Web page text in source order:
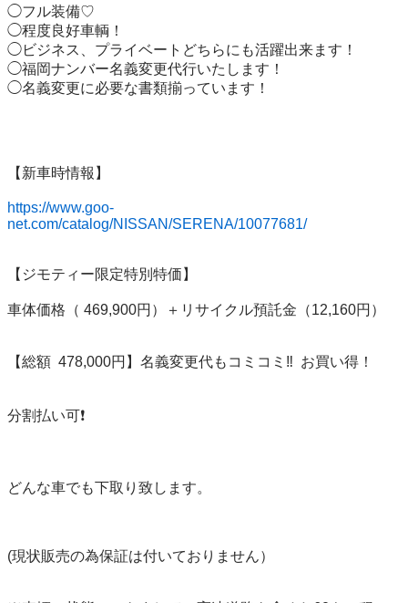
◯フル装備♡
◯程度良好車輌！
◯ビジネス、プライベートどちらにも活躍出来ます！
◯福岡ナンバー名義変更代行いたします！
◯名義変更に必要な書類揃っています！
【新車時情報】
https://www.goo-
net.com/catalog/NISSAN/SERENA/10077681/
【ジモティー限定特別特価】
車体価格（ 469,900円）＋リサイクル預託金（12,160円）
【総額  478,000円】名義変更代もコミコミ‼️  お買い得！
分割払い可❗️
どんな車でも下取り致します。
(現状販売の為保証は付いておりません）